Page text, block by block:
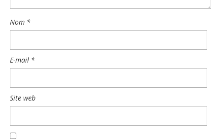
Nom *
E-mail *
Site web